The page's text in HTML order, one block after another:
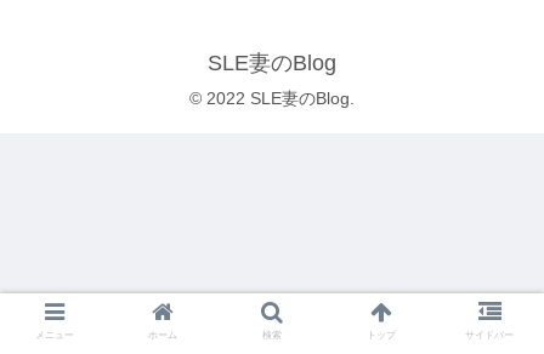
SLE妻のBlog
© 2022 SLE妻のBlog.
メニュー ホーム 検索 トップ サイドバー